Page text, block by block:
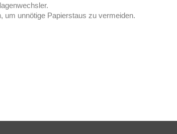
um unnötige Papierstaus zu vermeiden.